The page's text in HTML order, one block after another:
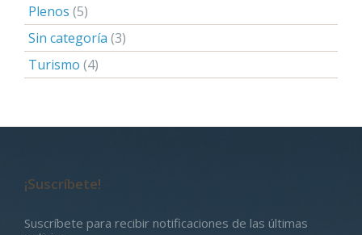
Plenos (5)
Sin categoría (3)
Turismo (4)
¡Suscríbete!
Suscríbete para recibir notificaciones de las últimas